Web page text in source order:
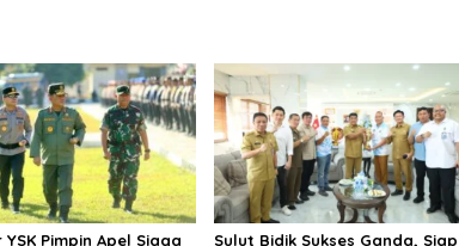
Pimpin Apel Siaga Sulut Bidik Sukses Ganda, Siap